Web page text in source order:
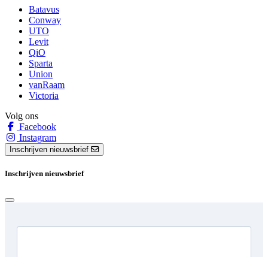
Batavus
Conway
UTO
Levit
QiO
Sparta
Union
vanRaam
Victoria
Volg ons
Facebook
Instagram
Inschrijven nieuwsbrief
Inschrijven nieuwsbrief